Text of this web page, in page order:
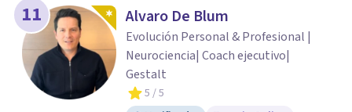
11 Alvaro De Blum
Evolución Personal & Profesional |
Neurociencia| Coach ejecutivo|
Gestalt
5 / 5